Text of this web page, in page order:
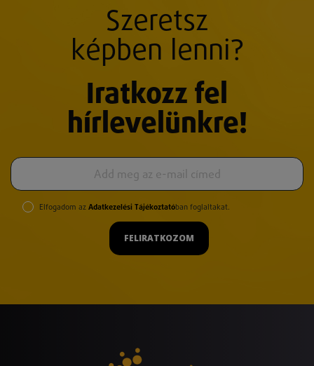
Szeretsz
képben lenni?
Iratkozz fel
hírlevelünkre!
Elfogadom az Adatkezelési Tájékoztatóban foglaltakat.
FELIRATKOZOM